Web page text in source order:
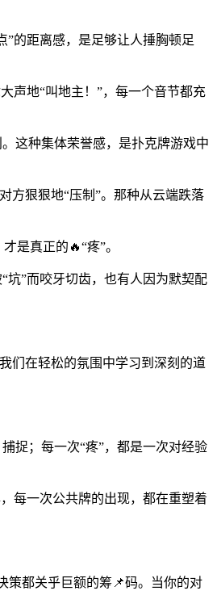
”的距离感，是足够让人捶胸顿足
声地“叫地主！”，每一个音节都充
这种集体荣誉感，是扑克牌游戏中
方狠狠地“压制”。那种从云端跌落
是真正的🔥“疼”。
坑”而咬牙切齿，也有人因为默契配
们在轻松的氛围中学习到深刻的道
捉；每一次“疼”，都是一次对经验
每一次公共牌的出现，都在重塑着
策都关乎巨额的筹📌码。当你的对